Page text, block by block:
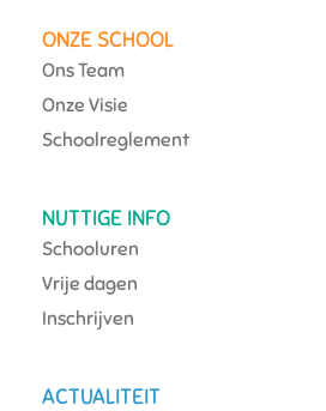
ONZE SCHOOL
Ons Team
Onze Visie
Schoolreglement
NUTTIGE INFO
Schooluren
Vrije dagen
Inschrijven
ACTUALITEIT